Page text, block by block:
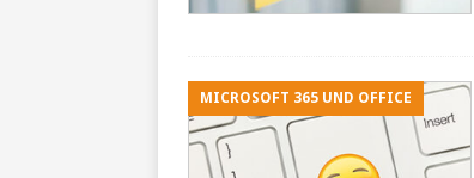
MICROSOFT 365 UND OFFICE